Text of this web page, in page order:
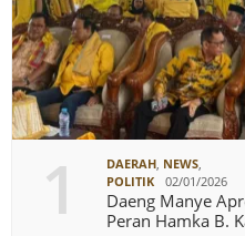
1 DAERAH, NEWS,
POLITIK
02/01/2026
Daeng Manye
Peran Hamka B.